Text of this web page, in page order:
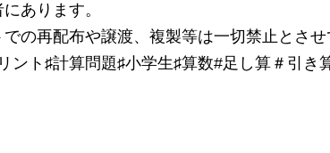
にあります。
の再配布や譲渡、複製等は一切禁止とさせ
ント♯計算問題♯小学生♯算数#足し算＃引き